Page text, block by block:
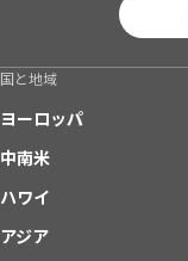
国と地域
ヨーロッパ
中南米
ハワイ
アジア